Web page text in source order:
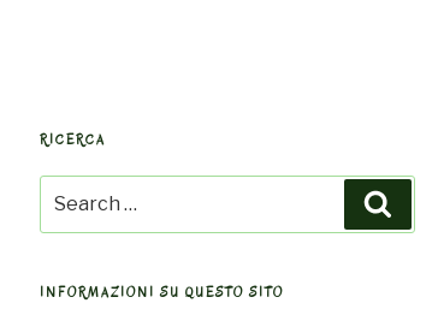
RICERCA
for:
INFORMAZIONI SU QUESTO SITO